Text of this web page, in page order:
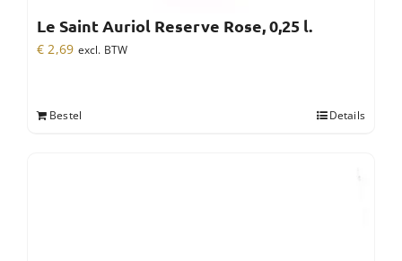
Le Saint Auriol Reserve Rose, 0,25 l.
€ 2,69 excl. BTW
Bestel Details